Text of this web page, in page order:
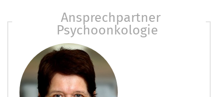
Ansprechpartner
Psychoonkologie